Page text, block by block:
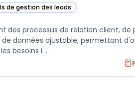
de gestion des leads
cette catégorie
des processus de relation client, de
données ajustable, permettant
besoins i ...